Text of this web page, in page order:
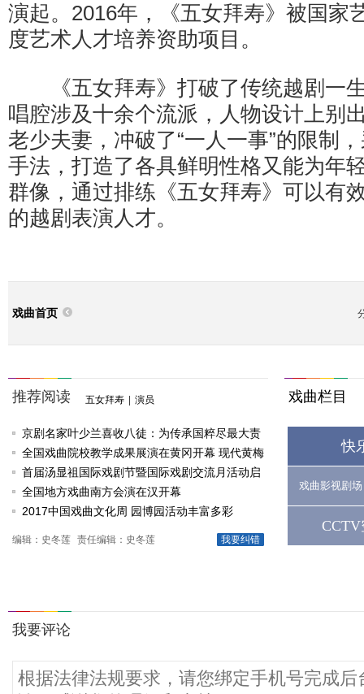
演起。2016年，《五女拜寿》被国家
度艺术人才培养资助项目。
《五女拜寿》打破了传统越剧一
唱腔涉及十余个流派，人物设计上别
老少夫妻，冲破了“一人一事”的限制
手法，打造了各具鲜明性格又能为年
群像，通过排练《五女拜寿》可以有
的越剧表演人才。
戏曲首页
推荐阅读 五女拜寿 演员
京剧名家叶少兰喜收八徒：为传承国粹尽最大责
任
全国戏曲院校教学成果展演在黄冈开幕 现代黄梅
戏《槐花谣》倾情..
首届汤显祖国际戏剧节暨国际戏剧交流月活动启
动
全国地方戏曲南方会演在汉开幕
2017中国戏曲文化周 园博园活动丰富多彩
我要纠错
编辑：史冬莲 责任编辑：史冬莲
戏曲栏目
快
戏曲影视剧场